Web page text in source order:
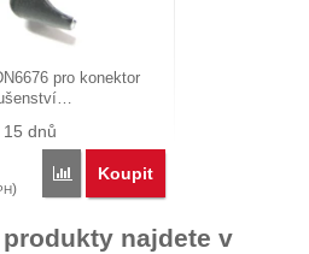
pro konektor
15 dnů
)
Porovnat
Koupit
najdete v